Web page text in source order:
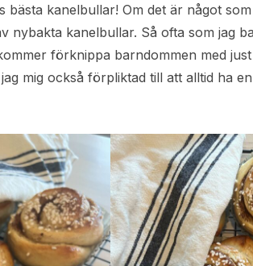
bästa kanelbullar! Om det är något
nybakta kanelbullar. Så ofta som jag
förknippa barndommen med
mig också förpliktad till att alltid ha